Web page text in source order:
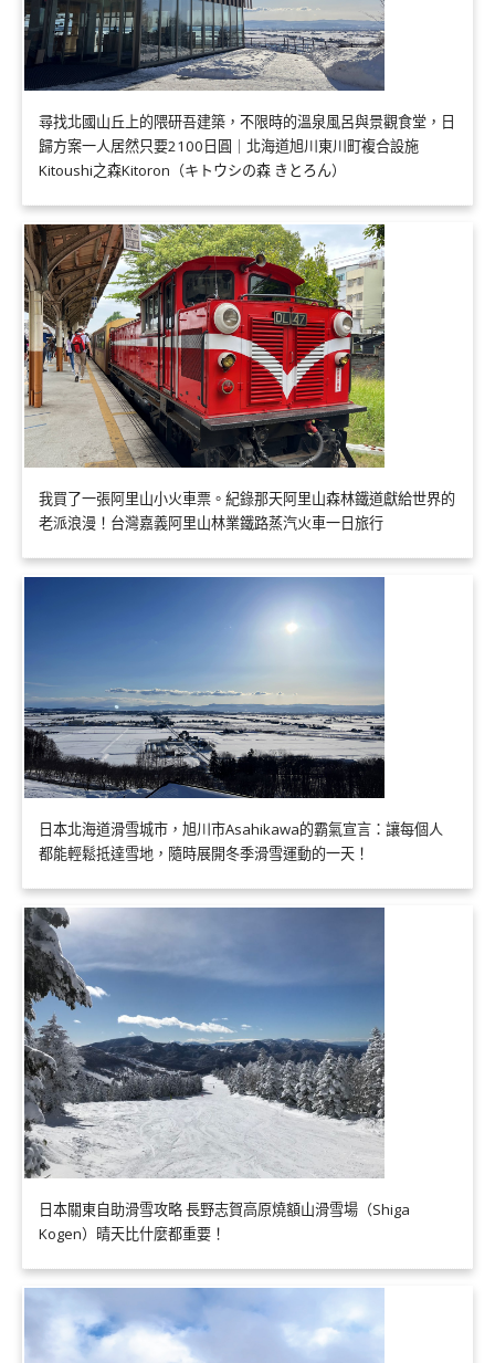
尋找北國山丘上的隈研吾建築，不限時的溫泉風呂與景觀食堂，日
歸方案一人居然只要2100日圓｜北海道旭川東川町複合設施
Kitoushi之森Kitoron（キトウシの森 きとろん）
我買了一張阿里山小火車票。紀錄那天阿里山森林鐵道獻給世界的
老派浪漫！台灣嘉義阿里山林業鐵路蒸汽火車一日旅行
日本北海道滑雪城市，旭川市Asahikawa的霸氣宣言：讓每個人
都能輕鬆抵達雪地，隨時展開冬季滑雪運動的一天！
日本關東自助滑雪攻略 長野志賀高原燒額山滑雪場（Shiga
Kogen）晴天比什麼都重要！